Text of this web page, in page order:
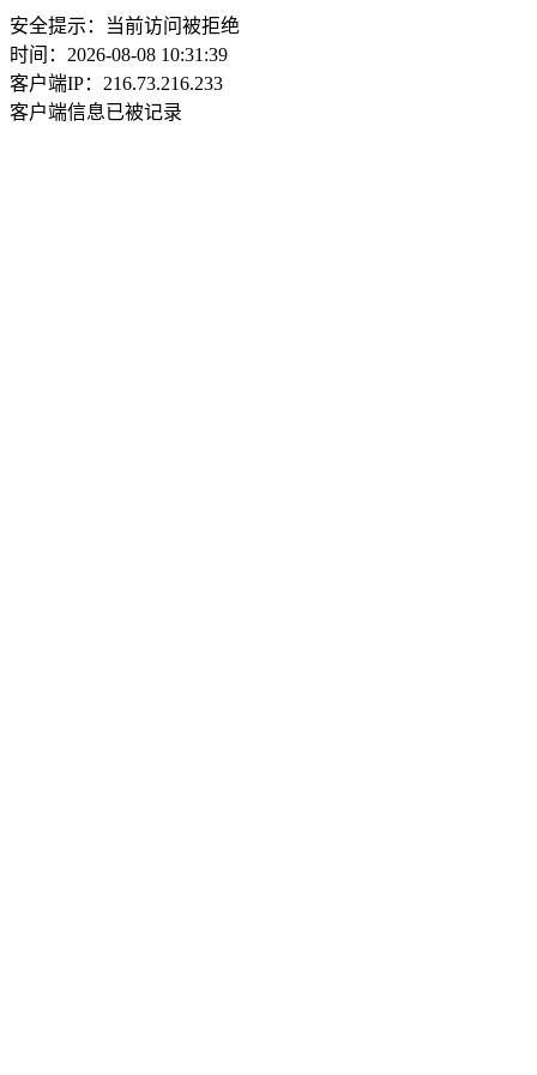
安全提示：当前访问被拒绝
时间：2026-08-08 10:31:39
客户端IP：216.73.216.233
客户端信息已被记录